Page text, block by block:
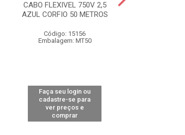
CABO FLEXIVEL 750V 2,5
AZUL CORFIO 50 METROS
Código: 15156
Embalagem: MT50
Faça seu login ou
cadastre-se para
ver preços e
comprar